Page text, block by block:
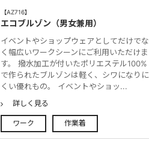
【AZ716】
エコブルゾン（男女兼用）
イベントやショップウェアとしてだけでな
く幅広いワークシーンにご利用いただけま
す。 撥水加工が付いたポリエステル100%
で作られたブルゾンは軽く、シワになりに
くい優れもの。 イベントやショッ...
詳しく見る
ワーク 作業着